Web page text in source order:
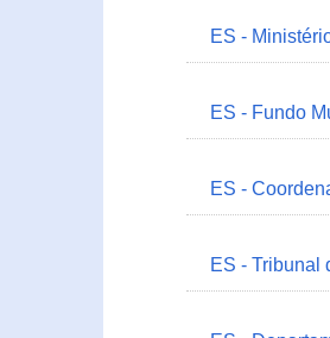
ES -
ES - Fundo
ES -
ES - Tribunal